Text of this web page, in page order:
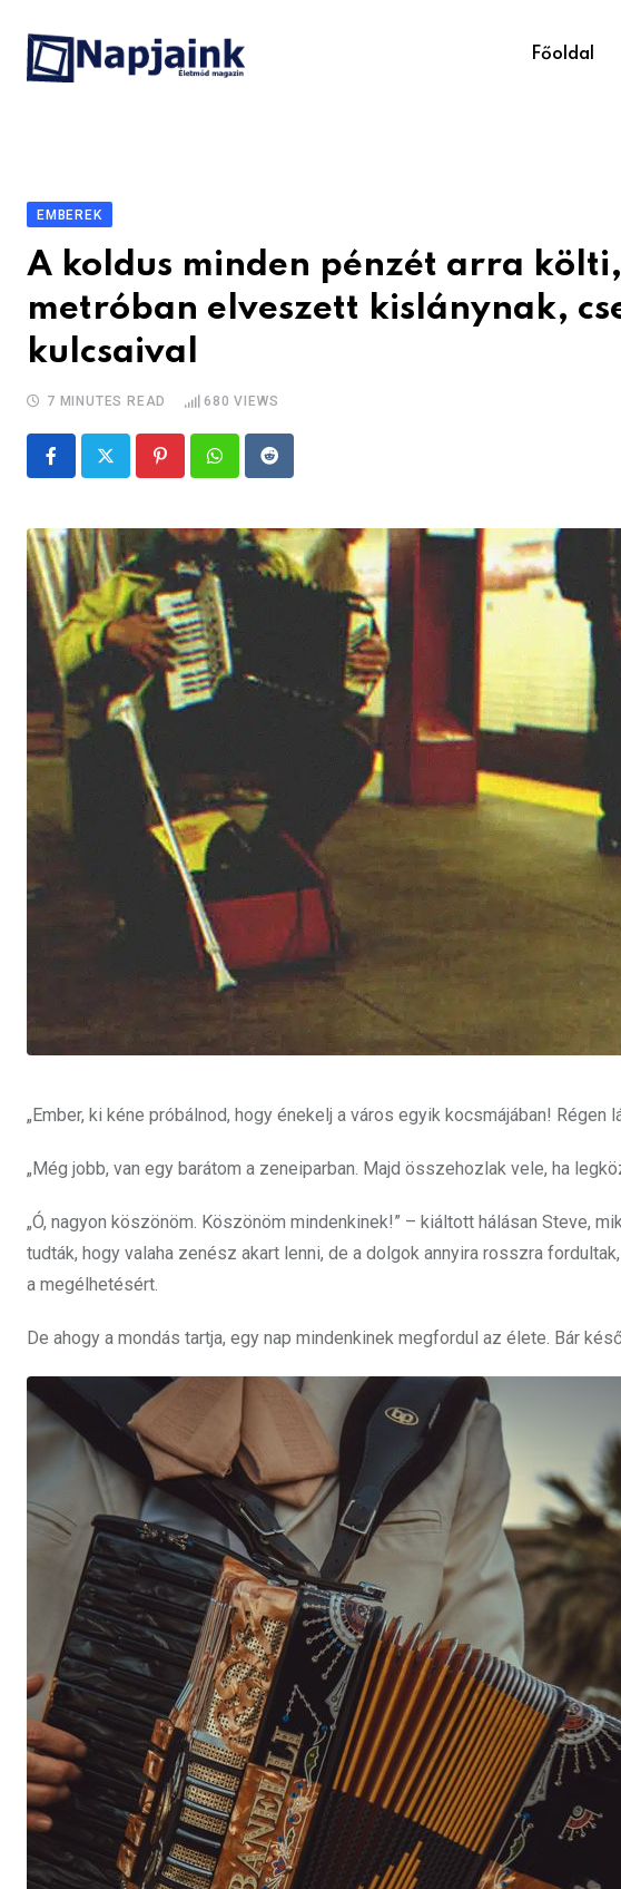
content
Főoldal
EMBEREK
A koldus minden pénzét arra
metróban elveszett kislánynak,
kulcsaival
7 MINUTES READ 680 VIEWS
PinterestWhatsappReddit
„Ember, ki kéne próbálnod, hogy énekelj a város egyik kocsmájában! Régen
„Még jobb, van egy barátom a zeneiparban. Majd összehozlak vele, ha
„Ó, nagyon köszönöm. Köszönöm mindenkinek!” – kiáltott hálásan Steve,
tudták, hogy valaha zenész akart lenni, de a dolgok annyira rosszra
a megélhetésért.
De ahogy a mondás tartja, egy nap mindenkinek megfordul az élete. Bár